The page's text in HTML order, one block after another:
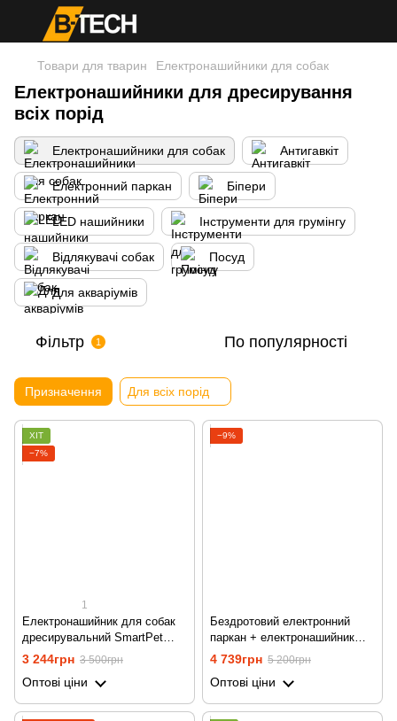
Товари для тварин Електронашийники для собак
Електронашийники для дресирування
всіх порід
Електронашийники для собак Антигавкіт
Електронний паркан Біпери
LED нашийники Інструменти для грумінгу
Відлякувачі собак Посуд
Для акваріумів
Фільтр 1 По популярності
Призначення Для всіх порід
ХІТ
−7%
1
Електронашийник для собак
дресирувальний SmartPet
DTC-800-3, водостійкий, з 3
нашийниками
3 244грн 3 500грн
Оптові ціни
−9%
Бездротовий електронний
паркан + електронашийник
для дресирування 2в1
Petguider 883-1 для собак
4 739грн 5 200грн
Оптові ціни